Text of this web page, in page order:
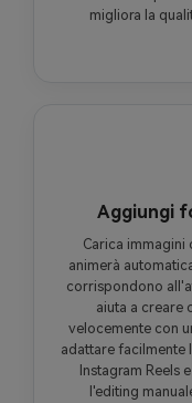
migliora la
Aggiungi
Carica immagini
animerà
corrispondono
aiuta a creare
velocemente con
adattare facilmente
Instagram Reels
l'editing